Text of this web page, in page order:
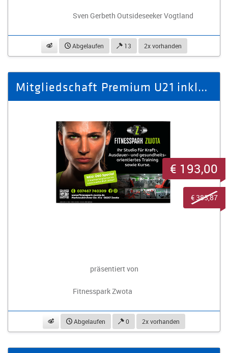
Sven Gerbeth Outsideseeker Vogtland
beobachtenAbgelaufen 13 2x vorhanden
Mitgliedschaft Premium U21 inklusive Getränke und Kurse für 12 Monate
präsentiert von
Fitnesspark Zwota
beobachtenAbgelaufen 0 2x vorhanden
€ 193,00
€ 385,87